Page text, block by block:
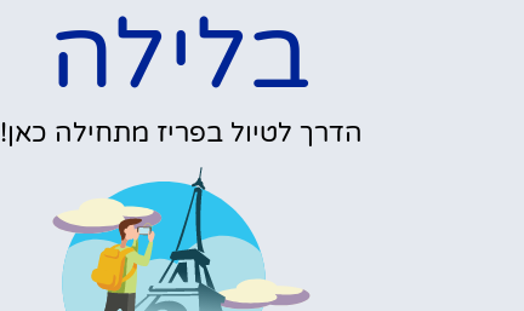
בלילה
הדרך לטיול בפריז מתחילה כאן!